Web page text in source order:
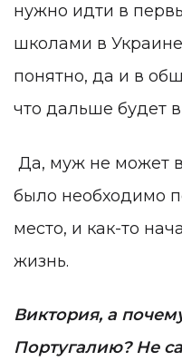
нужно идти в
школами в
понятно, да и в
что дальше будет в
Да, муж не может
было необходимо
место, и как-то
жизнь.
Виктория, а
Португалию? Не